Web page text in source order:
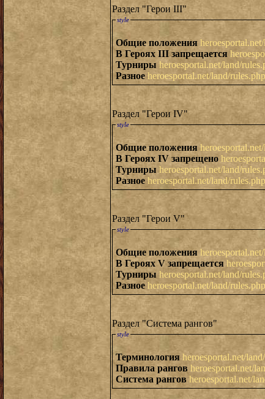
Раздел "Герои III"
style
Общие положения
В Героях III запрещается
Турниры heroesportal.net/land/
Разное heroesportal.net/land/
Раздел "Герои IV"
style
Общие положения
В Героях IV запрещено
Турниры heroesportal.net/land/
Разное heroesportal.net/land/
Раздел "Герои V"
style
Общие положения
В Героях V запрещается
Турниры heroesportal.net/land/
Разное heroesportal.net/land/
Раздел "Система рангов"
style
Терминология heroesportal.net/
Правила рангов heroesportal.net/
Система рангов heroesportal.net/